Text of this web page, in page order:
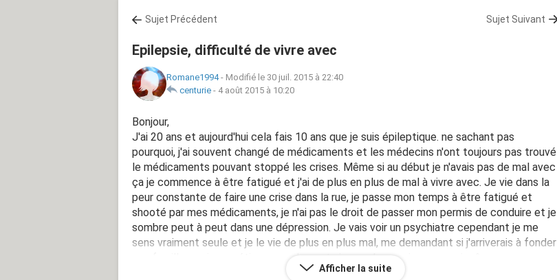
Sujet Précédent Sujet Suivant
Epilepsie, difficulté de vivre avec
Romane1994- Modifié le 30 juil. 2015 à 22:40
centurie - 4 août 2015 à 10:20
Bonjour,
J'ai 20 ans et aujourd'hui cela fais 10 ans que je suis épileptique. ne sachant pas
pourquoi, j'ai souvent changé de médicaments et les médecins n'ont toujours pas trouvé
le médicaments pouvant stoppé les crises. Même si au début je n'avais pas de mal avec
ça je commence à être fatigué et j'ai de plus en plus de mal à vivre avec. Je vie dans la
peur constante de faire une crise dans la rue, je passe mon temps à être fatigué et
shooté par mes médicaments, je n'ai pas le droit de passer mon permis de conduire et je
sombre peut à peut dans une dépression. Je vais voir un psychiatre cependant je me
sens vraiment seule et je le vie de plus en plus mal, me demandant si j'arriverais à fonder
une famille, avoir un métier, ou seulement vivre en harmonie avec moi même.
Merci à vous d'avoir lu mon message, j'espère trouver des gens qui sauront trouver les
Afficher la suite